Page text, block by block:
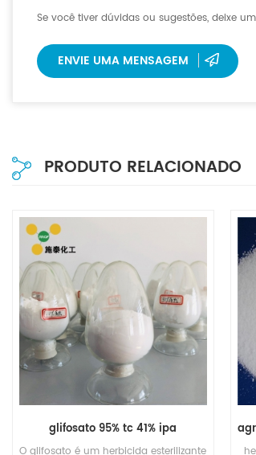
Se você tiver dúvidas ou sugestões, deixe
ENVIE UMA MENSAGEM
PRODUTO RELACIONADO
glifosato 95% tc 41% ipa
O glifosato é um herbicida esterilizante